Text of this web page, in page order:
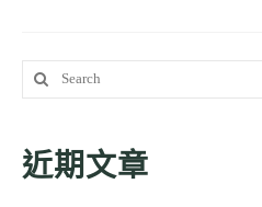
Search
for:
近期文章